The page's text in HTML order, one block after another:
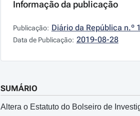
Informação da publicação
Publicação: Diário da República n.º
Data de Publicação: 2019-08-28
SUMÁRIO
Altera o Estatuto do Bolseiro de